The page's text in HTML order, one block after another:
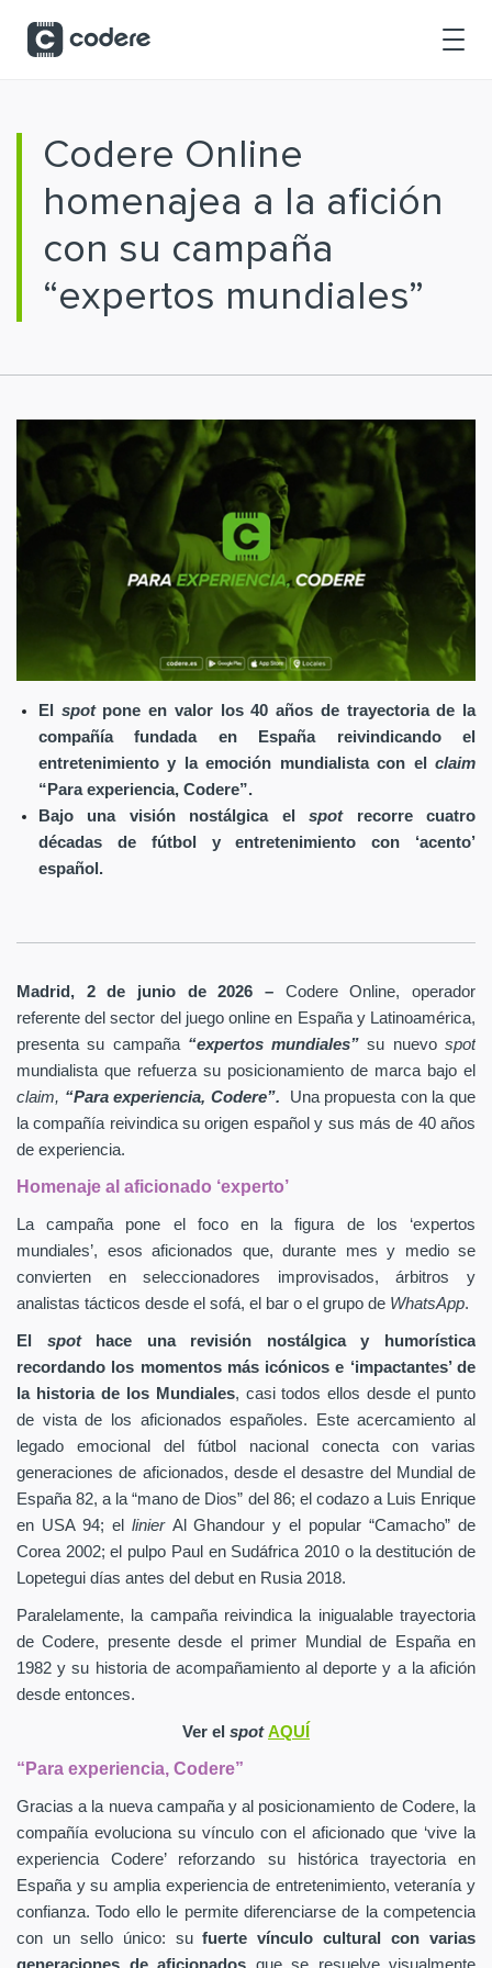
Codere Online
homenajea a la afición
con su campaña
“expertos mundiales”
El spot pone en valor los 40 años de trayectoria de la
compañía fundada en España reivindicando el
entretenimiento y la emoción mundialista con el claim
“Para experiencia, Codere”.
Bajo una visión nostálgica elspotrecorre cuatro
décadas de fútbol y entretenimiento con ‘acento’
español.
Madrid, 2 de junio de 2026 – Codere Online, operador
referente del sector del juego online en España y Latinoamérica,
presenta su campaña “expertos mundiales” su nuevospot
mundialista que refuerza su posicionamiento de marca bajo el
claim, “Para experiencia, Codere”.
Una propuesta con la que
la compañía reivindica su origen español y sus más de 40 años
de experiencia.
Homenaje al aficionado ‘experto’
La campaña pone el foco en la figura de los ‘expertos
mundiales’, esos aficionados que, durante mes y medio se
convierten en seleccionadores improvisados, árbitros y
analistas tácticos desde el sofá, el bar o el grupo de WhatsApp.
El spothace una revisión nostálgica y humorística
recordando los momentos más icónicos e ‘impactantes’ de
la historia de los Mundiales, casi todos ellos desde el punto
de vista de los aficionados españoles. Este acercamiento al
legado emocional del fútbol nacional conecta con varias
generaciones de aficionados, desde el desastre del Mundial de
España 82, a la “mano de Dios” del 86; el codazo a Luis Enrique
en USA 94; el linier Al Ghandour y el popular “Camacho” de
Corea 2002; el pulpo Paul en Sudáfrica 2010 o la destitución de
Lopetegui días antes del debut en Rusia 2018.
Paralelamente, la campaña reivindica la inigualable trayectoria
de Codere, presente desde el primer Mundial de España en
1982 y su historia de acompañamiento al deporte y a la afición
desde entonces.
Ver el spotAQUÍ
“Para experiencia, Codere”
Gracias a la nueva campaña y al posicionamiento de Codere, la
compañía evoluciona su vínculo con el aficionado que ‘vive la
experiencia Codere’ reforzando su histórica trayectoria en
España y su amplia experiencia de entretenimiento, veteranía y
confianza. Todo ello le permite diferenciarse de la competencia
con un sello único: sufuerte vínculo cultural con varias